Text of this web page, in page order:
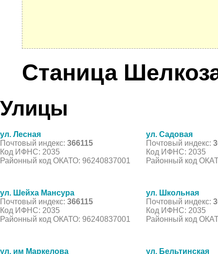
Станица
Улицы
ул. Лесная
Почтовый индекс: 366115
Код ИФНС: 2035
Районный код ОКАТО: 96240837001
ул. Садовая
Почтовый индекс:
Код ИФНС: 2035
Районный код
ул. Шейха Мансура
Почтовый индекс: 366115
Код ИФНС: 2035
Районный код ОКАТО: 96240837001
ул. Школьная
Почтовый индекс:
Код ИФНС: 2035
Районный код
ул. им Маркелова
ул. Бельтинская